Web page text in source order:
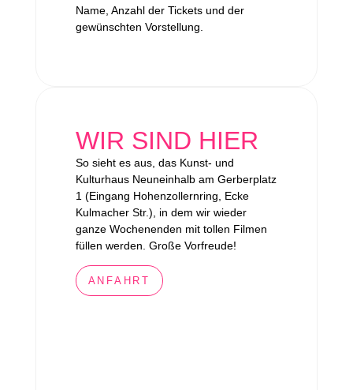
Name, Anzahl der Tickets und der
gewünschten Vorstellung.
WIR SIND HIER
So sieht es aus, das Kunst- und
Kulturhaus Neuneinhalb am Gerberplatz
1 (Eingang Hohenzollernring, Ecke
Kulmacher Str.), in dem wir wieder
ganze Wochenenden mit tollen Filmen
füllen werden. Große Vorfreude!
ANFAHRT